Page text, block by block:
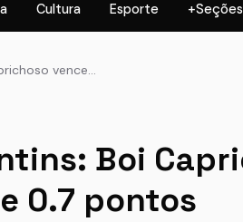
Cultura Esporte +Seções
vence…
Boi
0.7 pontos